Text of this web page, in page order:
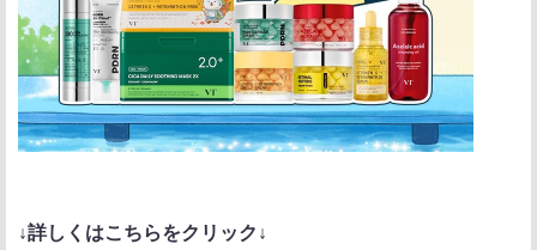
↓詳しくはこちらをクリック↓